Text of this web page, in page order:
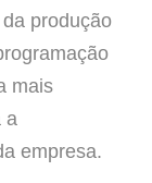
produção
mais
a
empresa.